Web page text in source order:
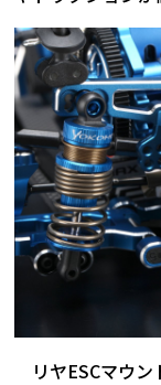
リヤESCマウン